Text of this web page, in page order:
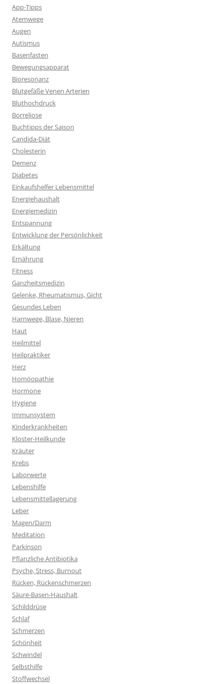
App-Tipps
Atemwege
Augen
Autismus
Basenfasten
Bewegungsapparat
Bioresonanz
Blutgefäße Venen Arterien
Bluthochdruck
Borreliose
Buchtipps der Saison
Candida-Diät
Cholesterin
Demenz
Diabetes
Einkaufshelfer Lebensmittel
Energiehaushalt
Energiemedizin
Entspannung
Entwicklung der Persönlichkeit
Erkältung
Ernährung
Fitness
Ganzheitsmedizin
Gelenke, Rheumatismus, Gicht
Gesundes Leben
Harnwege, Blase, Nieren
Haut
Heilmittel
Heilpraktiker
Herz
Homöopathie
Hormone
Hygiene
Immunsystem
Kinderkrankheiten
Kloster-Heilkunde
Kräuter
Krebs
Laborwerte
Lebenshilfe
Lebensmittellagerung
Leber
Magen/Darm
Meditation
Parkinson
Pflanzliche Antibiotika
Psyche, Stress, Burnout
Rücken, Rückenschmerzen
Säure-Basen-Haushalt
Schilddrüse
Schlaf
Schmerzen
Schönheit
Schwindel
Selbsthilfe
Stoffwechsel